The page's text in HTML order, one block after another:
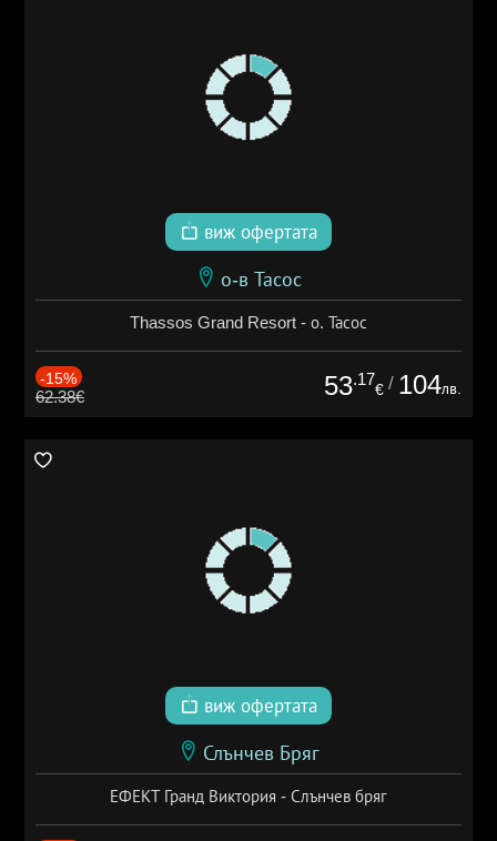
виж офертата
о-в Тасос
Thassos Grand Resort - о. Тасос
-15%
62.38€ 53.17
€ / 104лв.
виж офертата
Слънчев Бряг
ЕФЕКТ Гранд Виктория - Слънчев бряг